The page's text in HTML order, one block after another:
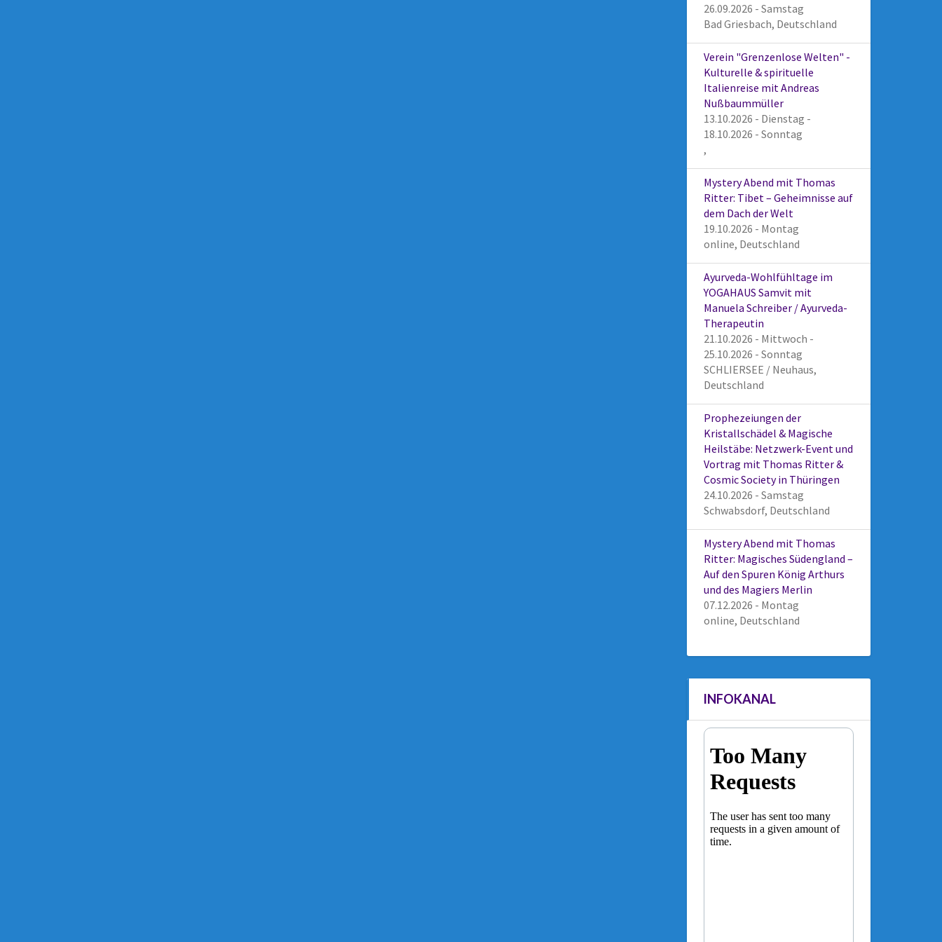
26.09.2026 - Samstag
Bad Griesbach, Deutschland
Verein "Grenzenlose Welten" -
Kulturelle & spirituelle
Italienreise mit Andreas
Nußbaummüller
13.10.2026 - Dienstag -
18.10.2026 - Sonntag
,
Mystery Abend mit Thomas
Ritter: Tibet – Geheimnisse auf
dem Dach der Welt
19.10.2026 - Montag
online, Deutschland
Ayurveda-Wohlfühltage im
YOGAHAUS Samvit mit
Manuela Schreiber / Ayurveda-
Therapeutin
21.10.2026 - Mittwoch -
25.10.2026 - Sonntag
SCHLIERSEE / Neuhaus,
Deutschland
Prophezeiungen der
Kristallschädel & Magische
Heilstäbe: Netzwerk-Event und
Vortrag mit Thomas Ritter &
Cosmic Society in Thüringen
24.10.2026 - Samstag
Schwabsdorf, Deutschland
Mystery Abend mit Thomas
Ritter: Magisches Südengland –
Auf den Spuren König Arthurs
und des Magiers Merlin
07.12.2026 - Montag
online, Deutschland
INFOKANAL